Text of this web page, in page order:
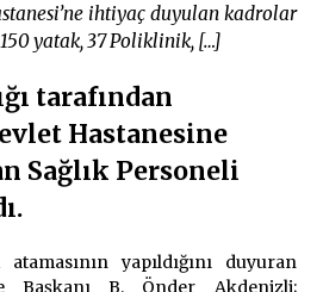
DİNÇER AKYALI’DAN EĞİTİME
Sandalye Tamir Aracı Engelsiz
Yollarda
ihtiyaç duyulan kadrolar
yatak, 37 Poliklinik, […]
tarafından
Hastanesine
Sağlık Personeli
yapıldığını duyuran
Başkanı B. Önder Akdenizli;